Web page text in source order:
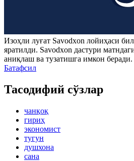
Изоҳли луғат Savodxon лойиҳаси
яратилди. Savodxon дастури
аниқлаш ва тузатишга имкон беради.
Батафсил
Тасодифий сўзлар
чанқоқ
гириҳ
экономист
тугун
душхона
сана